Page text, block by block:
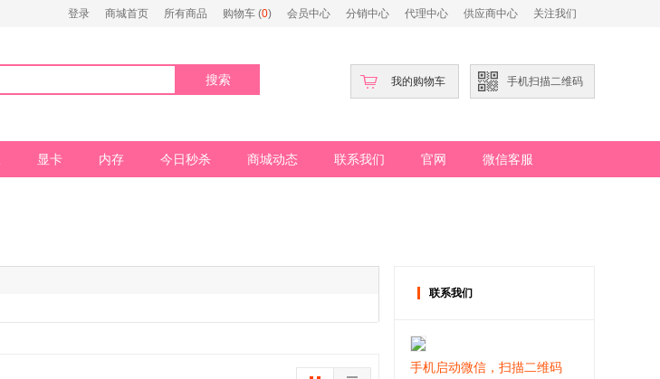
登录 商城首页 所有商品 购物车 (0) 会员中心 分销中心 代理中心 供应商中心 关注我们
搜索 我的购物车 手机扫描二维码
显卡 内存 今日秒杀 商城动态 联系我们 官网 微信客服
联系我们
手机启动微信，扫描二维码